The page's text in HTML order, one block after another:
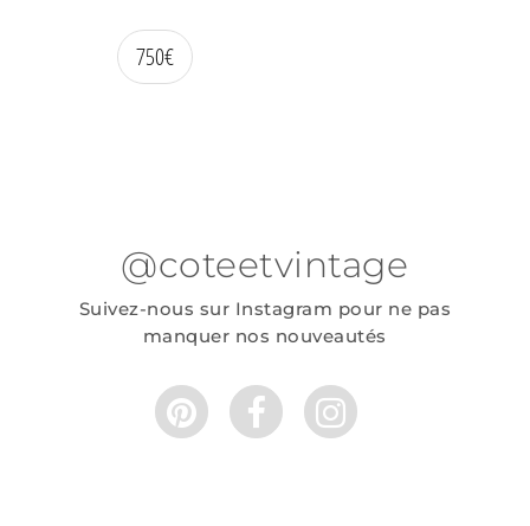
750€
@coteetvintage
Suivez-nous sur Instagram pour ne pas
manquer nos nouveautés